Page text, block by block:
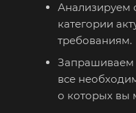
Анализируем
категории
требованиям.
Запрашиваем
все
о которых вы